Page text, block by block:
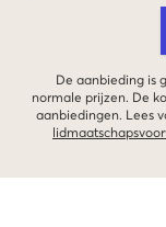
De aanbieding is
normale prijzen. De
aanbiedingen. Lees